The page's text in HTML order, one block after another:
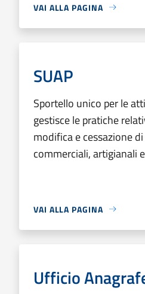
VAI ALLA PAGINA
SUAP
Sportello unico per le
gestisce le pratiche
modifica e cessazione
commerciali, artigianali
VAI ALLA PAGINA
Ufficio